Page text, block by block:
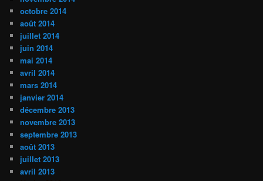
octobre 2014
août 2014
juillet 2014
juin 2014
mai 2014
avril 2014
mars 2014
janvier 2014
décembre 2013
novembre 2013
septembre 2013
août 2013
juillet 2013
avril 2013